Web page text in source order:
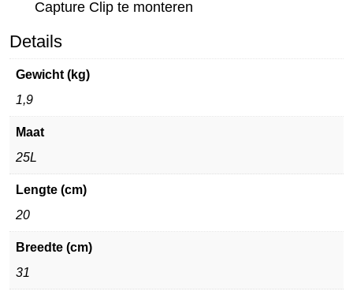
Capture Clip te monteren
Details
Gewicht (kg)
1,9
Maat
25L
Lengte (cm)
20
Breedte (cm)
31